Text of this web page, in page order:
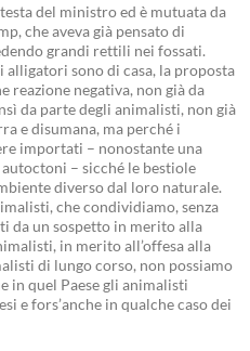
del ministro ed è mutuata da
che aveva già pensato di
grandi rettili nei fossati.
sono di casa, la proposta
reazione negativa, non già da
da parte degli animalisti, non già
e disumana, ma perché i
importati – nonostante una
– sicché le bestiole
diverso dal loro naturale.
che condividiamo, senza
da un sospetto in merito alla
in merito all’offesa alla
di lungo corso, non possiamo
in quel Paese gli animalisti
e fors’anche in qualche caso dei